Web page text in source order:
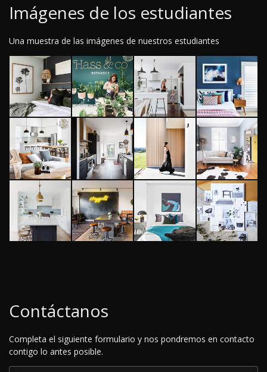
Imágenes de los estudiantes
Una muestra de las imágenes de nuestros estudiantes
Contáctanos
Completa el siguiente formulario y nos pondremos en contacto
contigo lo antes posible.